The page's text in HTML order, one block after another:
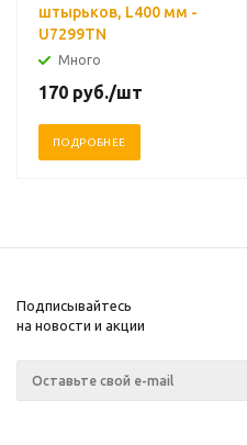
штырьков, L400 мм -
U7299TN
Много
170 руб./шт
ПОДРОБНЕЕ
Подписывайтесь
на новости и акции